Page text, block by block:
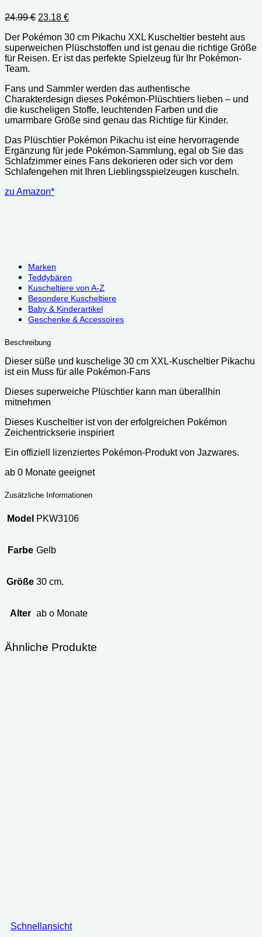
24.99€ Ursprünglicher
war:
24.99 €
23.18 €Aktueller
ist:
23.18 €.
Der Pokémon 30 cm Pikachu XXL Kuscheltier besteht aus
superweichen Plüschstoffen und ist genau die richtige Größe
für Reisen. Er ist das perfekte Spielzeug für Ihr Pokémon-
Team.
Fans und Sammler werden das authentische
Charakterdesign dieses Pokémon-Plüschtiers lieben – und
die kuscheligen Stoffe, leuchtenden Farben und die
umarmbare Größe sind genau das Richtige für Kinder.
Das Plüschtier Pokémon Pikachu ist eine hervorragende
Ergänzung für jede Pokémon-Sammlung, egal ob Sie das
Schlafzimmer eines Fans dekorieren oder sich vor dem
Schlafengehen mit Ihren Lieblingsspielzeugen kuscheln.
zu Amazon*
Marken
Teddybären
Kuscheltiere von A-Z
Besondere Kuscheltiere
Baby & Kinderartikel
Geschenke & Accessoires
Beschreibung
Dieser süße und kuschelige 30 cm XXL-Kuscheltier Pikachu
ist ein Muss für alle Pokémon-Fans
Dieses superweiche Plüschtier kann man überallhin
mitnehmen
Dieses Kuscheltier ist von der erfolgreichen Pokémon
Zeichentrickserie inspiriert
Ein offiziell lizenziertes Pokémon-Produkt von Jazwares.
ab 0 Monate geeignet
Zusätzliche Informationen
Model PKW3106
Farbe Gelb
Größe 30 cm.
Alter ab o Monate
Ähnliche Produkte
Schnellansicht